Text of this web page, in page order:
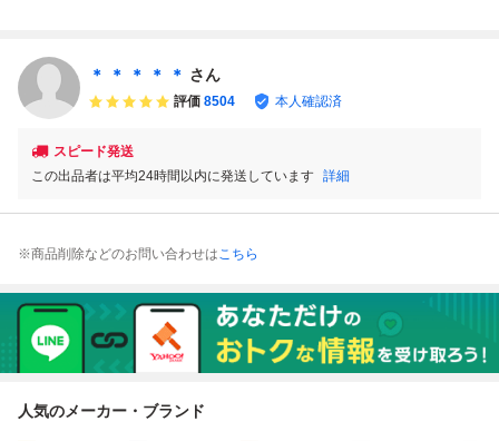
＊ ＊ ＊ ＊ ＊ さん
評価 8504 本人確認済
スピード発送
この出品者は平均24時間以内に発送しています 詳細
※商品削除などのお問い合わせはこちら
人気のメーカー・ブランド